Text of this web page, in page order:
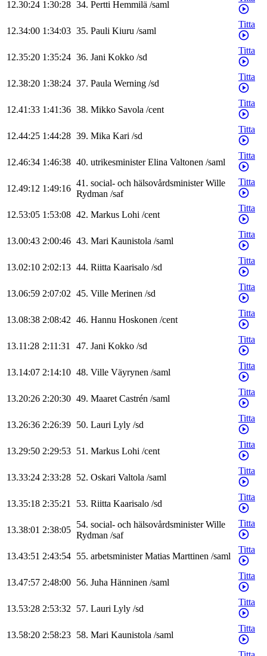
12.30:24 1:30:28 34. Pertti Hemmilä /saml
12.34:00 1:34:03 35. Pauli Kiuru /saml
Titta
12.35:20 1:35:24 36. Jani Kokko /sd
Titta
12.38:20 1:38:24 37. Paula Werning /sd
Titta
12.41:33 1:41:36 38. Mikko Savola /cent
Titta
12.44:25 1:44:28 39. Mika Kari /sd
Titta
12.46:34 1:46:38 40. utrikesminister Elina Valtonen /saml
Titta
12.49:12 1:49:16
41. social- och hälsovårdsminister Wille
Rydman /saf
Titta
12.53:05 1:53:08 42. Markus Lohi /cent
Titta
13.00:43 2:00:46 43. Mari Kaunistola /saml
Titta
13.02:10 2:02:13 44. Riitta Kaarisalo /sd
Titta
13.06:59 2:07:02 45. Ville Merinen /sd
Titta
13.08:38 2:08:42 46. Hannu Hoskonen /cent
Titta
13.11:28 2:11:31 47. Jani Kokko /sd
Titta
13.14:07 2:14:10 48. Ville Väyrynen /saml
Titta
13.20:26 2:20:30 49. Maaret Castrén /saml
Titta
13.26:36 2:26:39 50. Lauri Lyly /sd
Titta
13.29:50 2:29:53 51. Markus Lohi /cent
Titta
13.33:24 2:33:28 52. Oskari Valtola /saml
Titta
13.35:18 2:35:21 53. Riitta Kaarisalo /sd
Titta
13.38:01 2:38:05
54. social- och hälsovårdsminister Wille
Rydman /saf
Titta
13.43:51 2:43:54 55. arbetsminister Matias Marttinen /saml
Titta
13.47:57 2:48:00 56. Juha Hänninen /saml
Titta
13.53:28 2:53:32 57. Lauri Lyly /sd
Titta
13.58:20 2:58:23 58. Mari Kaunistola /saml
Titta